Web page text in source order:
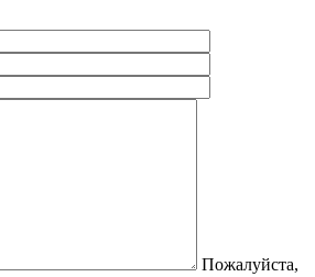
Пожалуйста,